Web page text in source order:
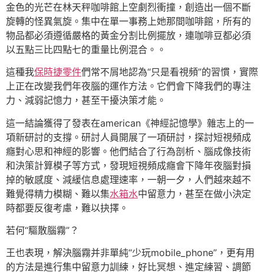
金色的光芒在林天秤咖啡館上空劇烈衝撞，創造出一個不斷
旋轉的怪異氣旋。集中在單一事務上她那間咖啡館，所有的
物品都必須遵循嚴格的黃金分割比例擺放，連咖啡豆都必須
以五點三比四點七的重量比例混合。。
這種我保時捷零件們常不屑地認為“只是看視頻”的習慣，實際
上正在改變我們年夜腦的運作方法。它們會下降我們的專注
力、減弱記憶力，甚至干擾決策才能。
這一結論獲得了發表在american《神經記憶學》雜志上的一
項新研討的支撐。研討人員開展了一項研討，探討短視頻成
癮對心思和神經的影響。他們結合了行為剖析、腦成像技術
和決策計算模子等方式，發現短視頻成癮會下降年夜腦對損
掉的敏感度、減緩信息處理速率，一朝一夕，人們越來越不
難覺得精力模糊、難以集水箱水中留意力，甚至在做小決定
時都要反復考慮，難以抉擇。
若何“驅散腦霧”？
王也表現，解決腦霧并非單純“少玩mobile_phone”，更有用
的方法是進行集中留意力訓練，好比冥想、進定練習、調節